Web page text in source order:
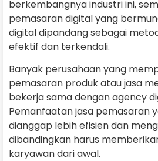
berkembangnya industri ini,
pemasaran digital yang
digital dipandang sebagai
efektif dan terkendali.
Banyak perusahaan yang
pemasaran produk atau jasa
bekerja sama dengan agency
Pemanfaatan jasa pemasaran
dianggap lebih efisien dan
dibandingkan harus
karyawan dari awal.